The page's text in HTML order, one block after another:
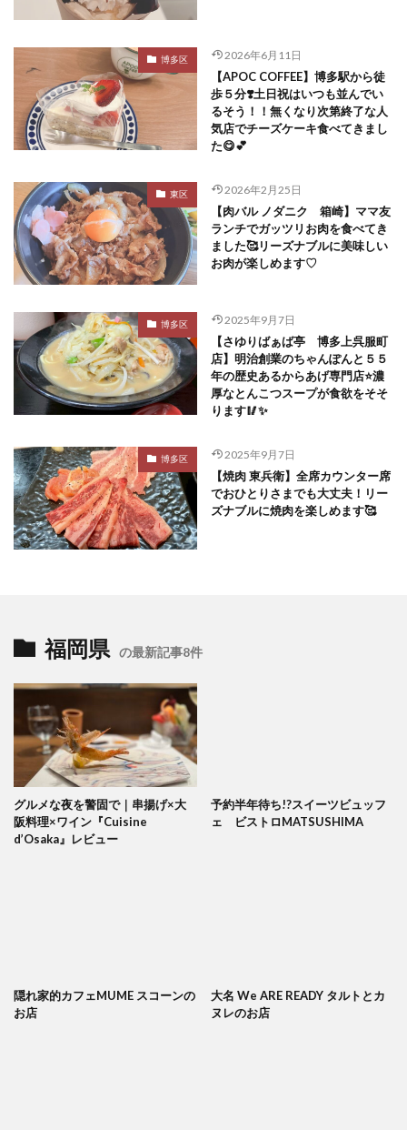
博多区 2026年6月11日
【APOC COFFEE】博多駅から徒
歩５分❣️土日祝はいつも並んでい
るそう！！無くなり次第終了な人
気店でチーズケーキ食べてきまし
た😋💕
東区 2026年2月25日
【肉バル ノダニク 箱崎】ママ友
ランチでガッツリお肉を食べてき
ました🥰リーズナブルに美味しい
お肉が楽しめます♡
博多区 2025年9月7日
【さゆりばぁば亭 博多上呉服町
店】明治創業のちゃんぽんと５５
年の歴史あるからあげ専門店⭐️濃
厚なとんこつスープが食欲をそそ
ります🥢✨
博多区 2025年9月7日
【焼肉 東兵衛】全席カウンター席
でおひとりさまでも大丈夫！リー
ズナブルに焼肉を楽しめます🥰
福岡県 の最新記事8件
グルメな夜を警固で｜串揚げ×大
阪料理×ワイン『Cuisine
d’Osaka』レビュー
予約半年待ち!?スイーツビュッフ
ェ ビストロMATSUSHIMA
隠れ家的カフェMUME スコーンの
お店
大名 We ARE READY タルトとカ
ヌレのお店